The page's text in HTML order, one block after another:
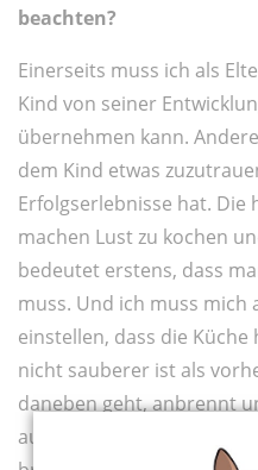
beachten?
Einerseits muss ich als
Kind von seiner
übernehmen kann.
dem Kind etwas
Erfolgserlebnisse hat. Die
machen Lust zu kochen
bedeutet erstens, dass
muss. Und ich muss mich
einstellen, dass die
nicht sauberer ist als
daneben geht, anbrennt
aussieht, wie man es sich